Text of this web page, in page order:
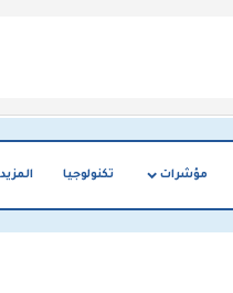
مؤشرات تكنولوجيا المزيد